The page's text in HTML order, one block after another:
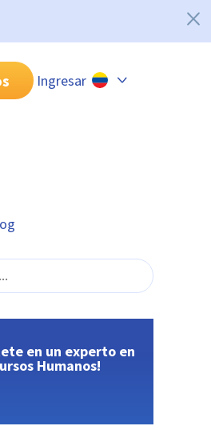
Ingresar
en un experto en
Humanos!